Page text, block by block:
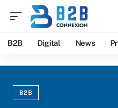
B2B Digital News
B2B